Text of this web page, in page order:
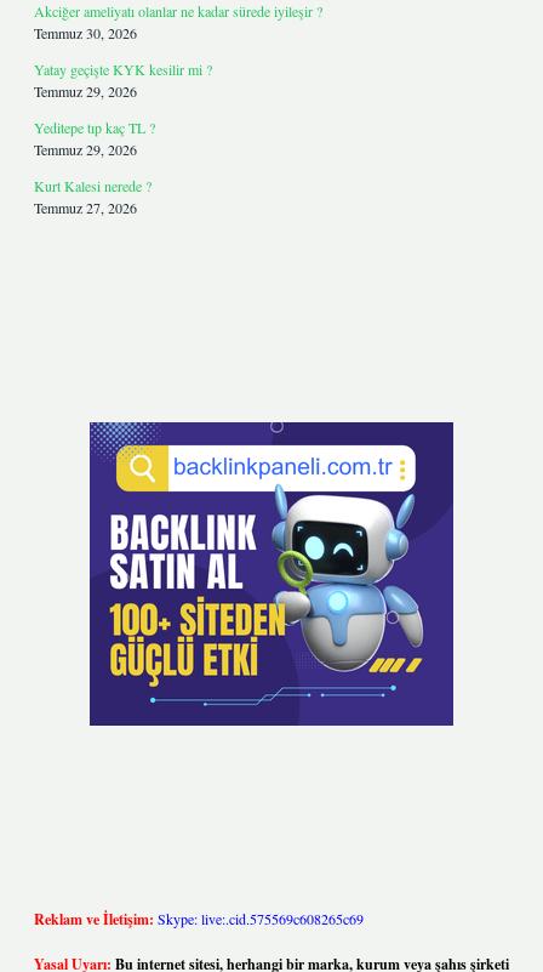
Akciğer ameliyatı olanlar ne kadar sürede iyileşir ?
Temmuz 30, 2026
Yatay geçişte KYK kesilir mi ?
Temmuz 29, 2026
Yeditepe tıp kaç TL ?
Temmuz 29, 2026
Kurt Kalesi nerede ?
Temmuz 27, 2026
Reklam ve İletişim: Skype: live:.cid.575569c608265c69
Yasal Uyarı: Bu internet sitesi, herhangi bir marka, kurum veya şahıs şirketi